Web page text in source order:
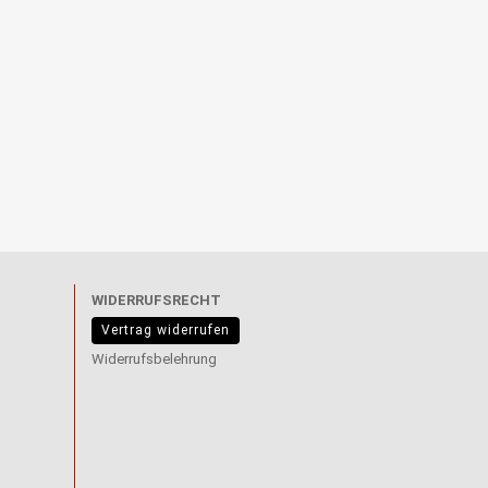
WIDERRUFSRECHT
Vertrag widerrufen
Widerrufsbelehrung